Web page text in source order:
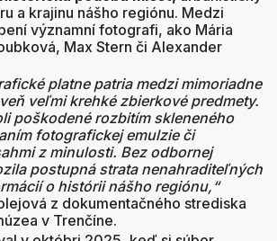
a krajinu nášho regiónu. Medzi
významní fotografi, ako Mária
Max Stern či Alexander
platne patria medzi mimoriadne
veľmi krehké zbierkové predmety.
poškodené rozbitím skleneného
fotografickej emulzie či
z minulosti. Bez odbornej
postupná strata nenahraditeľných
o histórii nášho regiónu,“
z dokumentačného strediska
v Trenčíne.